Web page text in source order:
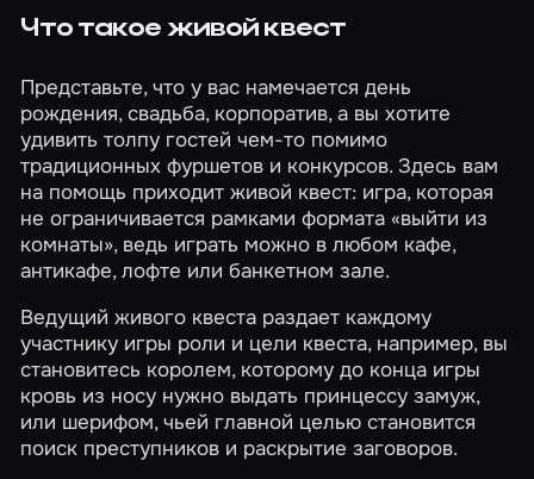
Что такое живой квест
Представьте, что у вас намечается день
рождения, свадьба, корпоратив, а вы хотите
удивить толпу гостей чем-то помимо
традиционных фуршетов и конкурсов. Здесь вам
на помощь приходит живой квест: игра, которая
не ограничивается рамками формата «выйти из
комнаты», ведь играть можно в любом кафе,
антикафе, лофте или банкетном зале.
Ведущий живого квеста раздает каждому
участнику игры роли и цели квеста, например, вы
становитесь королем, которому до конца игры
кровь из носу нужно выдать принцессу замуж,
или шерифом, чьей главной целью становится
поиск преступников и раскрытие заговоров.